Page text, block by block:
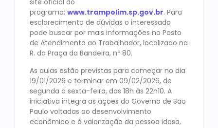
site oficial do
programa: www.trampolim.sp.gov.br. Para
esclarecimento de dúvidas o interessado
pode buscar por mais informações no Posto
de Atendimento ao Trabalhador, localizado na
R. da Praça da Bandeira, nº 80.
As aulas estão previstas para começar no dia
19/01/2026 e terminar em 09/02/2026, de
segunda a sexta-feira, das 18h às 22h10. A
iniciativa integra as ações do Governo de São
Paulo voltadas ao desenvolvimento
econômico e à valorização da pessoa idosa,